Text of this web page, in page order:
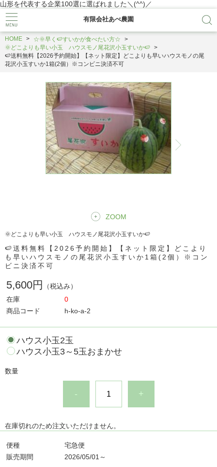
山形を代表する企業100選に選ばれました＼(^^)／
有限会社あべ農園
HOME
☆🌞早く🍉すいかが食べたい方☆
🌞どこよりも早い小玉 ハウスモノ尾花沢小玉すいか🍉
🍉送料無料【2026予約開始】【ネット限定】どこよりも早いハウスモノの尾
花沢小玉すいか1箱(2個）※コンビニ決済不可
ZOOM
🌞どこよりも早い小玉 ハウスモノ尾花沢小玉すいか🍉
🍉送料無料【2026予約開始】【ネット限定】どこより
も早いハウスモノの尾花沢小玉すいか1箱(2個）※コン
ビニ決済不可
5,600円
（税込み）
在庫
0
商品コード
h-ko-a-2
ハウス小玉2玉
ハウス小玉3～5玉おまかせ
数量
- +
在庫切れのため注文いただけません。
便種
宅急便
販売期間
2026/05/01～